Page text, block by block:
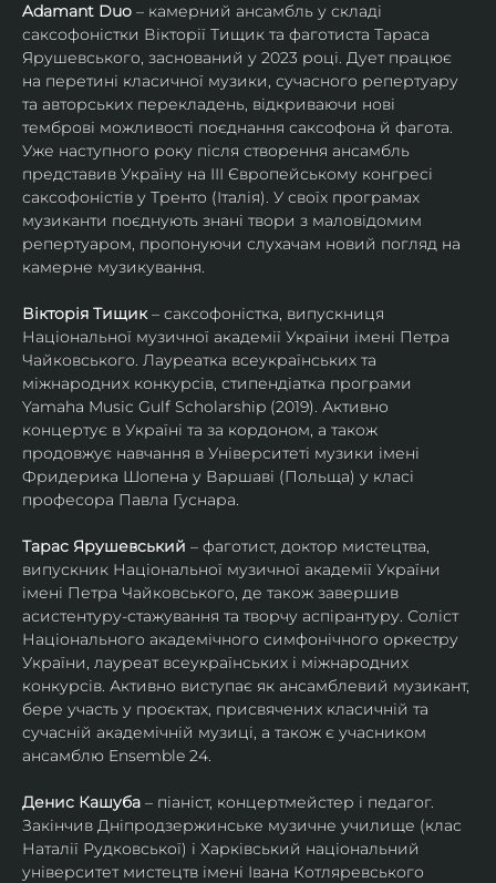
Adamant Duo – камерний ансамбль у складі
саксофоністки Вікторії Тищик та фаготиста Тараса
Ярушевського, заснований у 2023 році. Дует працює
на перетині класичної музики, сучасного репертуару
та авторських перекладень, відкриваючи нові
темброві можливості поєднання саксофона й фагота.
Уже наступного року після створення ансамбль
представив Україну на ІІІ Європейському конгресі
саксофоністів у Тренто (Італія). У своїх програмах
музиканти поєднують знані твори з маловідомим
репертуаром, пропонуючи слухачам новий погляд на
камерне музикування.
Вікторія Тищик – саксофоністка, випускниця
Національної музичної академії України імені Петра
Чайковського. Лауреатка всеукраїнських та
міжнародних конкурсів, стипендіатка програми
Yamaha Music Gulf Scholarship (2019). Активно
концертує в Україні та за кордоном, а також
продовжує навчання в Університеті музики імені
Фридерика Шопена у Варшаві (Польща) у класі
професора Павла Гуснара.
Тарас Ярушевський – фаготист, доктор мистецтва,
випускник Національної музичної академії України
імені Петра Чайковського, де також завершив
асистентуру-стажування та творчу аспірантуру. Соліст
Національного академічного симфонічного оркестру
України, лауреат всеукраїнських і міжнародних
конкурсів. Активно виступає як ансамблевий музикант,
бере участь у проєктах, присвячених класичній та
сучасній академічній музиці, а також є учасником
ансамблю Ensemble 24.
Денис Кашуба – піаніст, концертмейстер і педагог.
Закінчив Дніпродзержинське музичне училище (клас
Наталії Рудковської) і Харківський національний
університет мистецтв імені Івана Котляревського